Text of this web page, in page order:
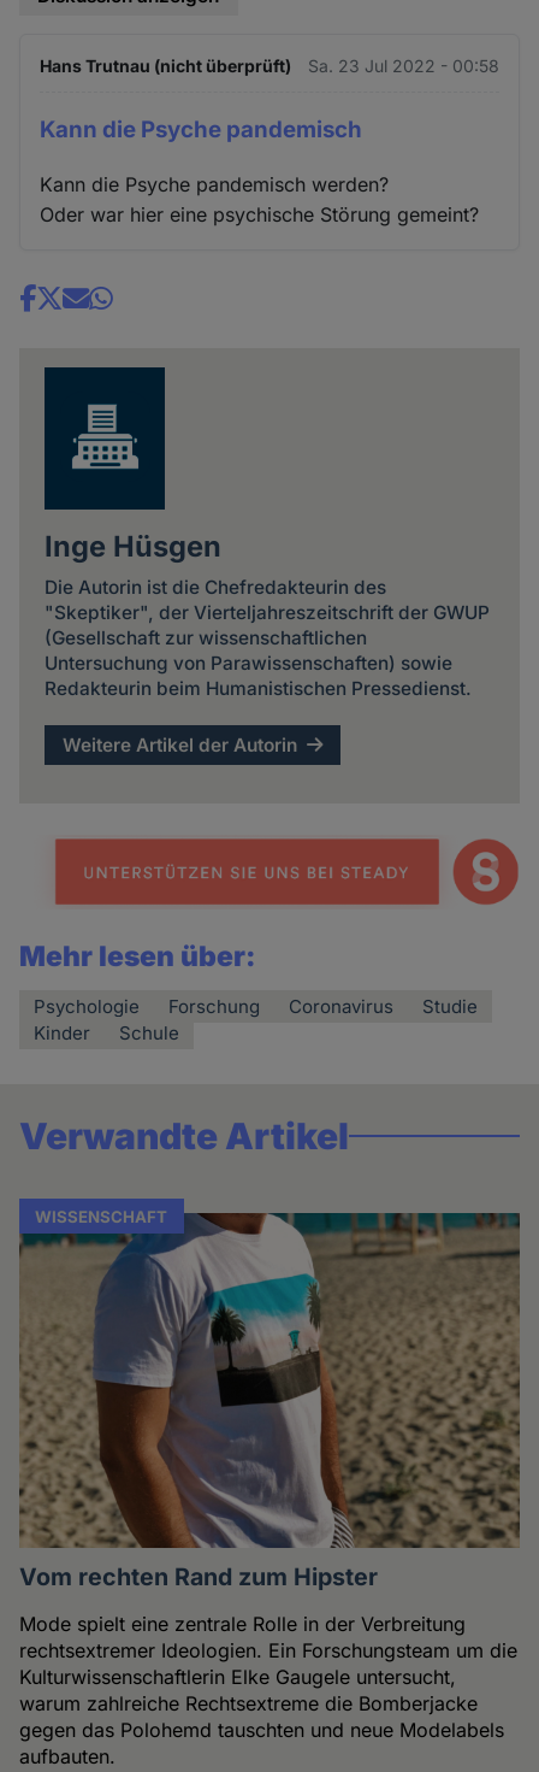
Hans Trutnau (nicht überprüft) Sa. 23 Jul 2022 - 00:58
Kann die Psyche pandemisch
Kann die Psyche pandemisch werden?
Oder war hier eine psychische Störung gemeint?
Share
Inge Hüsgen
Die Autorin ist die Chefredakteurin des
"Skeptiker", der Vierteljahreszeitschrift der GWUP
(Gesellschaft zur wissenschaftlichen
Untersuchung von Parawissenschaften) sowie
Redakteurin beim Humanistischen Pressedienst.
Weitere Artikel der Autorin
Mehr lesen über:
Psychologie Forschung Coronavirus
Studie
Kinder
Schule
Verwandte Artikel
WISSENSCHAFT
Vom rechten Rand zum Hipster
Mode spielt eine zentrale Rolle in der Verbreitung
rechtsextremer Ideologien. Ein Forschungsteam um die
Kulturwissenschaftlerin Elke Gaugele untersucht,
warum zahlreiche Rechtsextreme die Bomberjacke
gegen das Polohemd tauschten und neue Modelabels
aufbauten.